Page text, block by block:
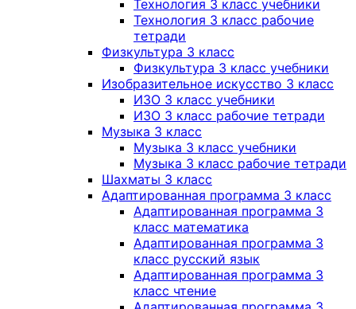
Технология 3 класс учебники
Технология 3 класс рабочие
тетради
Физкультура 3 класс
Физкультура 3 класс учебники
Изобразительное искусство 3 класс
ИЗО 3 класс учебники
ИЗО 3 класс рабочие тетради
Музыка 3 класс
Музыка 3 класс учебники
Музыка 3 класс рабочие тетради
Шахматы 3 класс
Адаптированная программа 3 класс
Адаптированная программа 3
класс математика
Адаптированная программа 3
класс русский язык
Адаптированная программа 3
класс чтение